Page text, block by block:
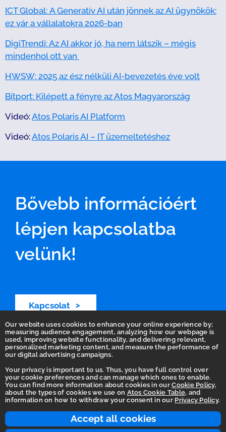
Accept all cookies
Our website uses cookies to enhance your online experience by;
measuring audience engagement, analyzing how our webpage is
used, improving website functionality, and delivering relevant,
personalized marketing content, and measure the performance of
our digital advertising campaigns.
Your privacy is important to us. Thus, you have full control over
your cookie preferences and can manage which ones to enable.
You can find more information about cookies in ourCookie Policy,
about the types of cookies we use on Atos Cookie Table, and
information on how to withdraw your consent in our Privacy Policy.
ICT Global: A Generatív AI után jönnek az AI ügynökök:
ez vár a vállalatokra 2026-ban
DigiTrendi: Az AI akkor jó, ha nem látszik – mégis
mindenhol ott van
HWSW: 2025 az ész nélküli AI-bevezetés éve volt
Bitport: Kilépett a fényre az Atos Magyarország
Videó:Atos Polaris AI Platform
Videó:Atos Polaris AI – IT üzemeltetéshez
Bővebb információért
lépjen kapcsolatba
velünk!
Kapcsolat
Homepage
Accessibility Statement
Terms of use
Integrity Line